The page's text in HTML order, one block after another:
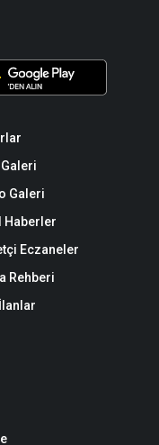
Galeri
Haberler
Eczaneler
Rehberi